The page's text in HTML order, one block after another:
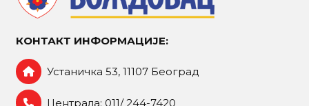
КОНТАКТ ИНФОРМАЦИЈЕ:
Устаничка 53, 11107 Београд
Централа: 011/ 244-7420